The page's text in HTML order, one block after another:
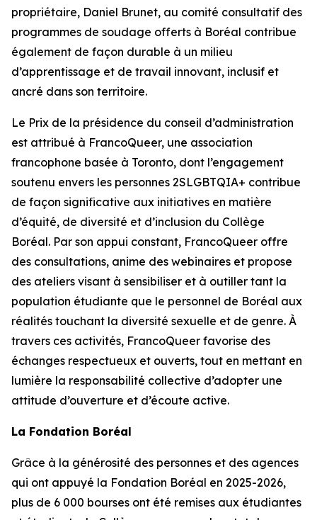
propriétaire, Daniel Brunet, au comité consultatif des
programmes de soudage offerts à Boréal contribue
également de façon durable à un milieu
d’apprentissage et de travail innovant, inclusif et
ancré dans son territoire.
Le Prix de la présidence du conseil d’administration
est attribué à FrancoQueer, une association
francophone basée à Toronto, dont l’engagement
soutenu envers les personnes 2SLGBTQIA+ contribue
de façon significative aux initiatives en matière
d’équité, de diversité et d’inclusion du Collège
Boréal. Par son appui constant, FrancoQueer offre
des consultations, anime des webinaires et propose
des ateliers visant à sensibiliser et à outiller tant la
population étudiante que le personnel de Boréal aux
réalités touchant la diversité sexuelle et de genre. À
travers ces activités, FrancoQueer favorise des
échanges respectueux et ouverts, tout en mettant en
lumière la responsabilité collective d’adopter une
attitude d’ouverture et d’écoute active.
La Fondation Boréal
Grâce à la générosité des personnes et des agences
qui ont appuyé la Fondation Boréal en 2025-2026,
plus de 6 000 bourses ont été remises aux étudiantes